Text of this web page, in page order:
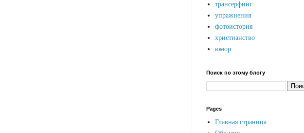
трансерфинг
упражнения
фотоистория
христианство
юмор
Поиск по этому блогу
Pages
Главная страница